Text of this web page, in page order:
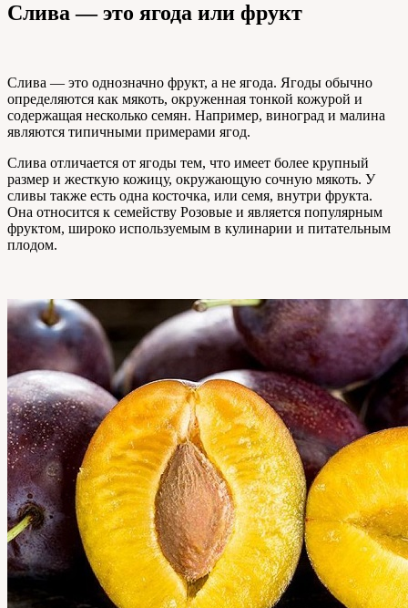
Слива — это ягода или фрукт
Слива — это однозначно фрукт, а не ягода. Ягоды обычно
определяются как мякоть, окруженная тонкой кожурой и
содержащая несколько семян. Например, виноград и малина
являются типичными примерами ягод.
Слива отличается от ягоды тем, что имеет более крупный
размер и жесткую кожицу, окружающую сочную мякоть. У
сливы также есть одна косточка, или семя, внутри фрукта.
Она относится к семейству Розовые и является популярным
фруктом, широко используемым в кулинарии и питательным
плодом.